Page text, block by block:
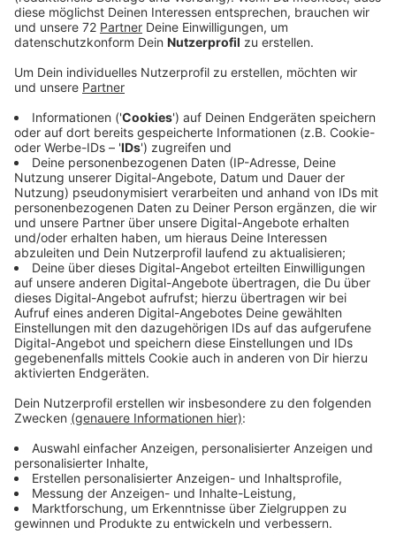
Anzeige
Unter anderem sammeln die Helfer heute in
Billerbeck. Das hat die Stadt organisiert. Aufgrund der
Pandemie teilt sie die Helfer aber nicht in feste
Bezirke ein, sondern jeder kann sammeln wo er möchte
- vor seiner Haustür, im angrenzenden Waldstück oder
Park. Arbeitshandschuhe, Müllsäcke und Zangen
verteilen Mitarbeiter des Bauhofs ab 09 Uhr am
Parkplatz des alten Feuerwehrgerätehauses. Den
gesammelten Müll können Sie da dann wieder ab 12:30
Uhr abgeben. Und in Nottuln hat der Heimatverein eine
Sammelaktion organisiert. Er hat extra einige Stellen
rausgesucht, die sehr vermüllt sind. Zum Beispiel den
Wegesrand an der Hauptdurchfahrtsstraße, den Rhode
Wertstoffhofes. Hier sammeln die Helfer heute den
Müll ein.
Auch in Havixbeck gibt es heute Müllsammelaktionen.
Jeder kann noch spontan mitmachen. Eine Übersicht
finden SieHIER.